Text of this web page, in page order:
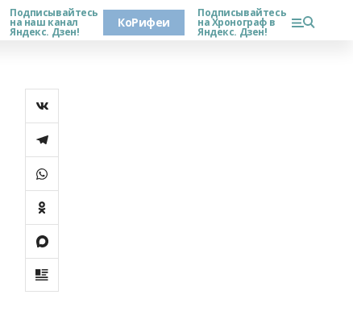
Подписывайтесь
на наш канал
Яндекс. Дзен!
КоРифеи
Подписывайтесь
на Хронограф в
Яндекс. Дзен!